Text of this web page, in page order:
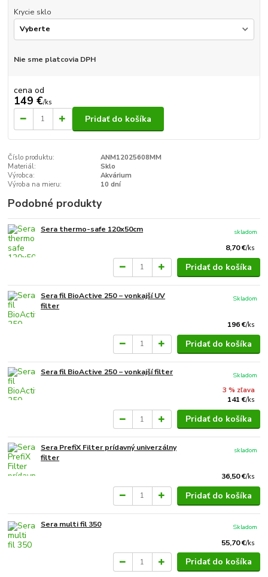
Krycie sklo
Nie sme platcovia DPH
cena od
149 €/ks
Pridať do košíka
Číslo produktu:
ANM12025608MM
Materiál:
Sklo
Výrobca:
Akvárium
Výroba na mieru:
10 dní
Podobné produkty
Sera thermo-safe 120x50cm
8,70 €/ks
skladom
Pridať do košíka
Sera fil BioActive 250 − vonkajší UV
filter
196 €/ks
Skladom
Pridať do košíka
Sera fil BioActive 250 − vonkajší filter
3 % zľava
141 €/ks
Skladom
Pridať do košíka
Sera PrefiX Filter prídavný univerzálny
filter
36,50 €/ks
skladom
Pridať do košíka
Sera multi fil 350
55,70 €/ks
Skladom
Pridať do košíka